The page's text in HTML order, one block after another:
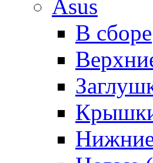
Asus
В сборе